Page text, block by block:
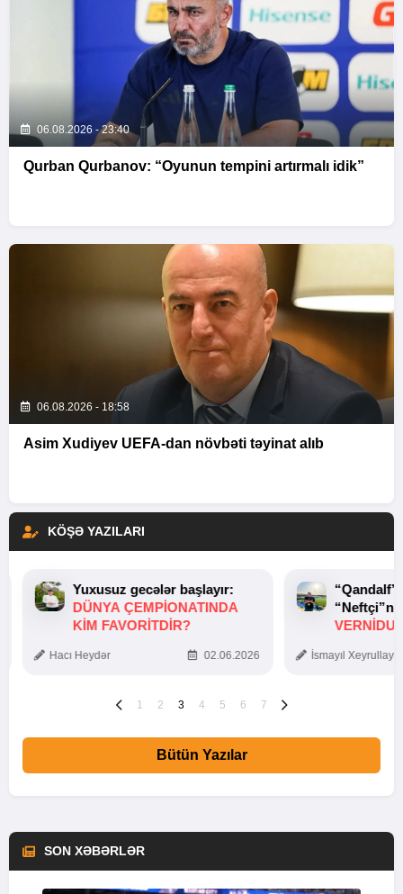
06.08.2026 - 23:40
Qurban Qurbanov: “Oyunun tempini artırmalı idik”
06.08.2026 - 18:58
Asim Xudiyev UEFA-dan növbəti təyinat alıb
KÖŞƏ YAZILARI
Yuxusuz gecələr başlayır:
DÜNYA ÇEMPIONATINDA
KIM FAVORITDIR?
Hacı Heydər 02.06.2026 İsmayıl
1 2 3 4 5 6 7
Bütün Yazılar
SON XƏBƏRLƏR